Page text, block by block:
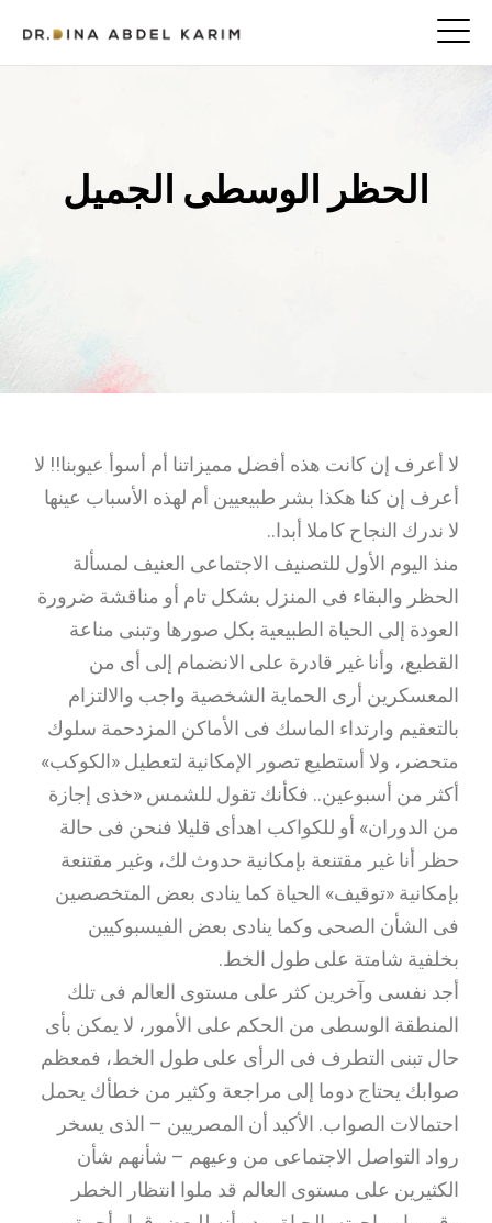
الحظر الوسطى الجميل
لا أعرف إن كانت هذه أفضل مميزاتنا أم أسوأ عيوبنا!! لا
أعرف إن كنا هكذا بشر طبيعيين أم لهذه الأسباب عينها
لا ندرك النجاح كاملا أبدا..
منذ اليوم الأول للتصنيف الاجتماعى العنيف لمسألة
الحظر والبقاء فى المنزل بشكل تام أو مناقشة ضرورة
العودة إلى الحياة الطبيعية بكل صورها وتبنى مناعة
القطيع، وأنا غير قادرة على الانضمام إلى أى من
المعسكرين أرى الحماية الشخصية واجب والالتزام
بالتعقيم وارتداء الماسك فى الأماكن المزدحمة سلوك
متحضر، ولا أستطيع تصور الإمكانية لتعطيل «الكوكب»
أكثر من أسبوعين.. فكأنك تقول للشمس «خذى إجازة
من الدوران» أو للكواكب اهدأى قليلا فنحن فى حالة
حظر أنا غير مقتنعة بإمكانية حدوث لك، وغير مقتنعة
بإمكانية «توقيف» الحياة كما ينادى بعض المتخصصين
فى الشأن الصحى وكما ينادى بعض الفيسبوكيين
بخلفية شامتة على طول الخط.
أجد نفسى وآخرين كثر على مستوى العالم فى تلك
المنطقة الوسطى من الحكم على الأمور، لا يمكن بأى
حال تبنى التطرف فى الرأى على طول الخط، فمعظم
صوابك يحتاج دوما إلى مراجعة وكثير من خطأك يحمل
احتمالات الصواب. الأكيد أن المصريين – الذى يسخر
رواد التواصل الاجتماعى من وعيهم – شأنهم شأن
الكثيرين على مستوى العالم قد ملوا انتظار الخطر